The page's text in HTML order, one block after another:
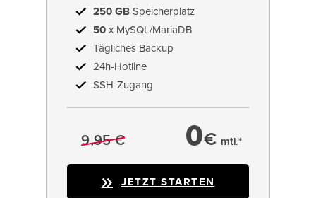
250 GB Speicherplatz
50 x MySQL/MariaDB
Tägliches Backup
24h-Hotline
SSH-Zugang
9,95 € 0€ mtl.*
JETZT STARTEN